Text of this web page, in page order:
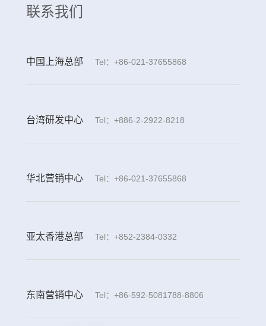
联系我们
中国上海总部 Tel：+86-021-37655868
台湾研发中心 Tel：+886-2-2922-8218
华北营销中心 Tel：+86-021-37655868
亚太香港总部 Tel：+852-2384-0332
东南营销中心 Tel：+86-592-5081788-8806